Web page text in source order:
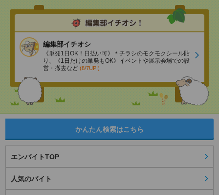
編集部イチオシ
《単発1日OK！日払い可》＊チラシのモクモクシール貼
り、《1日だけの単発もOK》イベントや展示会場での設
営・撤去など (8/7UP!)
かんたん検索はこちら
エンバイトTOP
人気のバイト